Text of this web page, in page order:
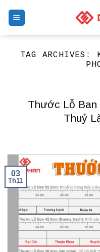
TAG ARCHIVES:
Thước Lỗ
Thuỷ
03
Th11